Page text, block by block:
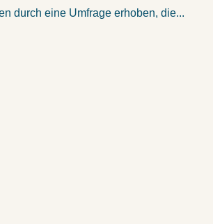
durch eine Umfrage erhoben, die...